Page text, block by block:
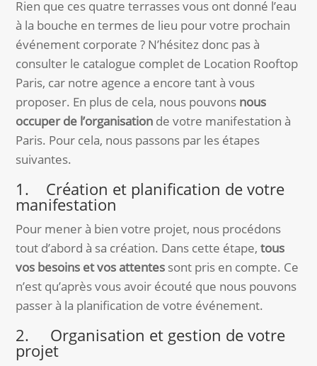
Rien que ces quatre terrasses vous ont donné l’eau
à la bouche en termes de lieu pour votre prochain
événement corporate ? N’hésitez donc pas à
consulter le catalogue complet de Location Rooftop
Paris, car notre agence a encore tant à vous
proposer. En plus de cela, nous pouvons nous
occuper de l’organisation de votre manifestation à
Paris. Pour cela, nous passons par les étapes
suivantes.
1. Création et planification de votre
manifestation
Pour mener à bien votre projet, nous procédons
tout d’abord à sa création. Dans cette étape,tous
vos besoins et vos attentes sont pris en compte. Ce
n’est qu’après vous avoir écouté que nous pouvons
passer à la planification de votre événement.
2. Organisation et gestion de votre
projet